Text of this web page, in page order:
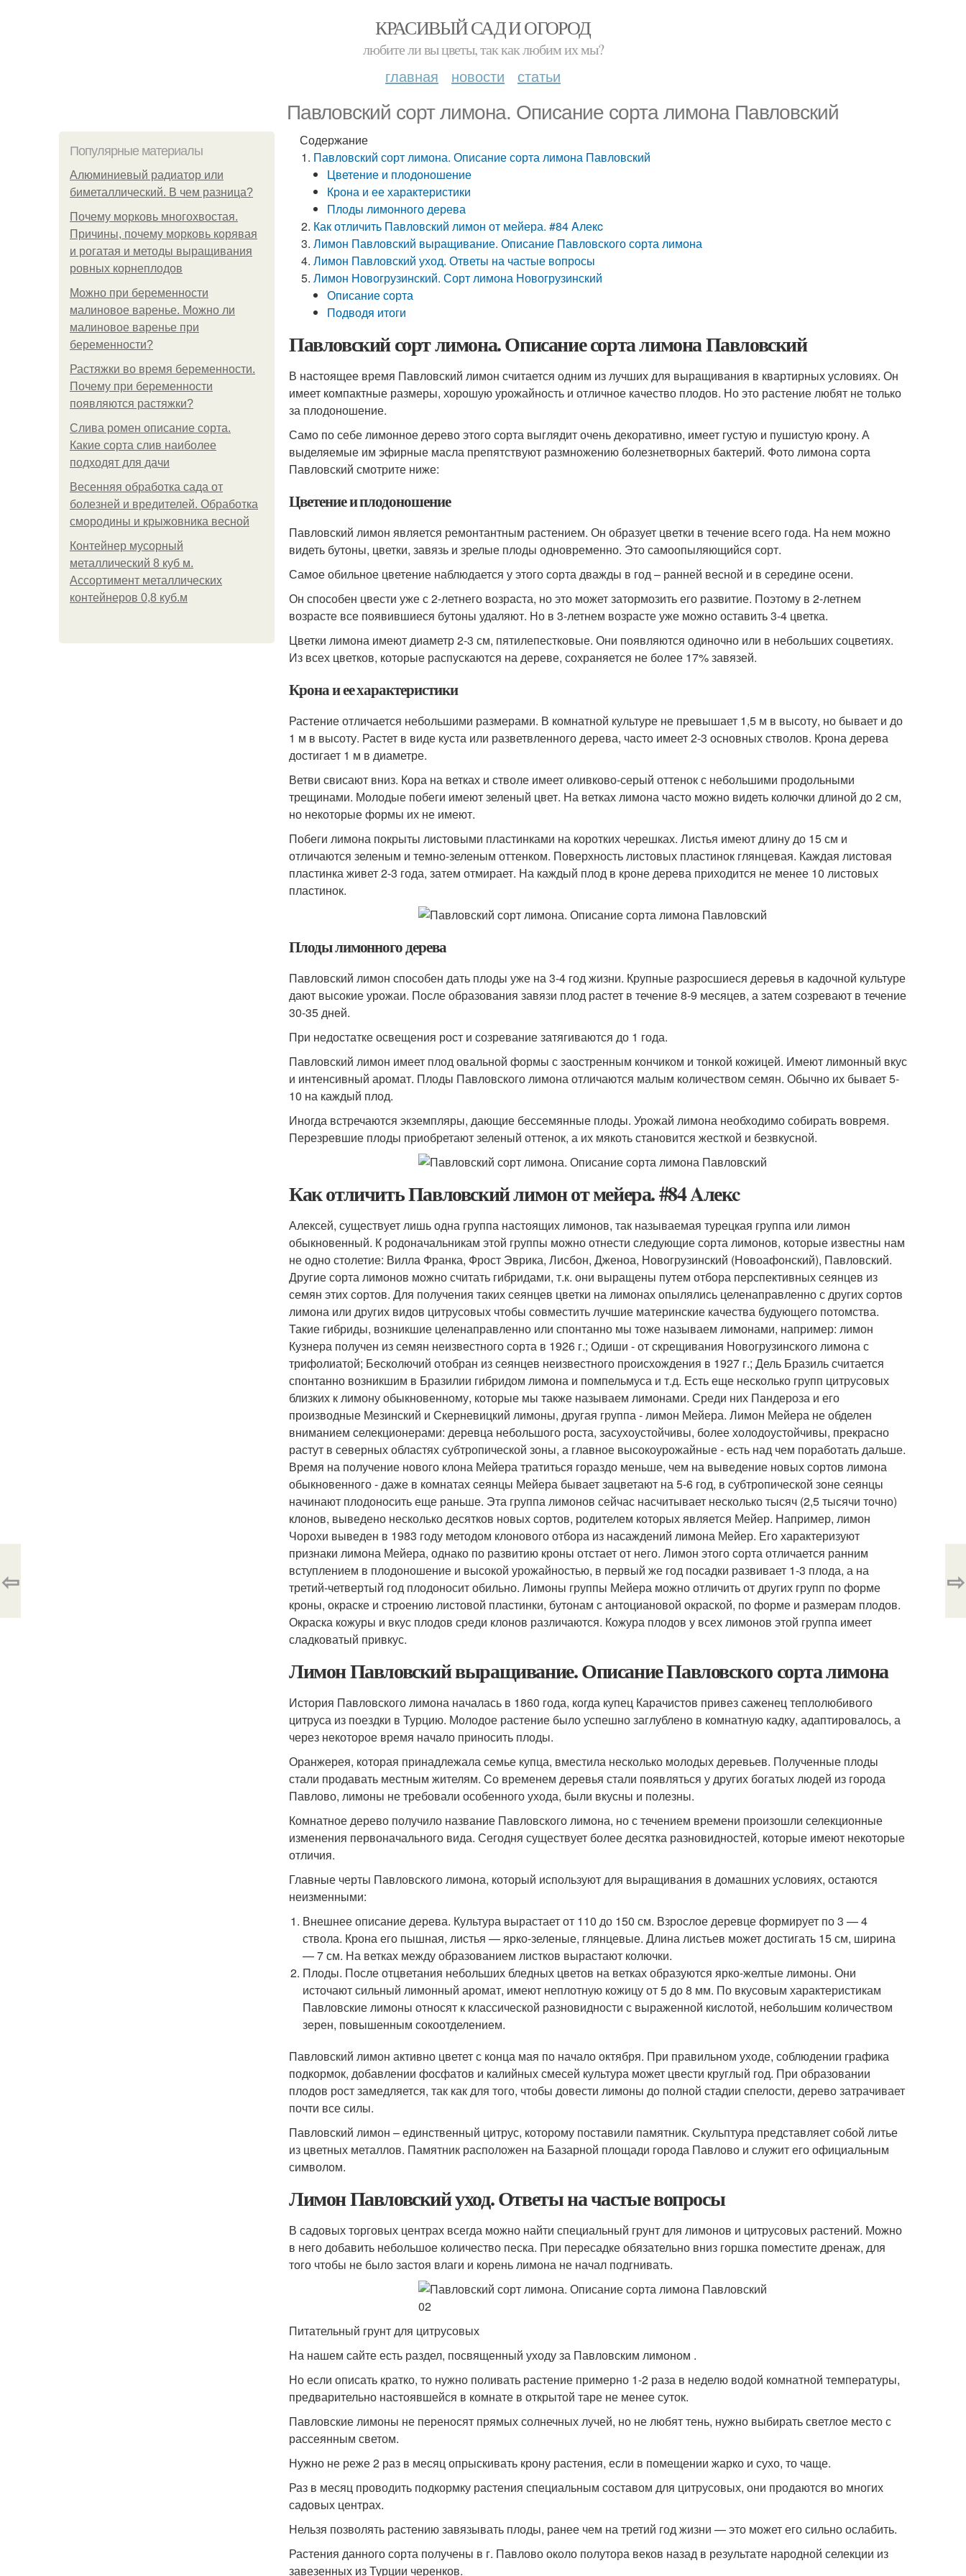
КРАСИВЫЙ САД И ОГОРОД
любите ли вы цветы, так как любим их мы?
главная новости статьи
Павловский сорт лимона. Описание сорта лимона Павловский
Популярные материалы
Алюминиевый радиатор или
биметаллический. В чем разница?
Почему морковь многохвостая.
Причины, почему морковь корявая
и рогатая и методы выращивания
ровных корнеплодов
Можно при беременности
малиновое варенье. Можно ли
малиновое варенье при
беременности?
Растяжки во время беременности.
Почему при беременности
появляются растяжки?
Слива ромен описание сорта.
Какие сорта слив наиболее
подходят для дачи
Весенняя обработка сада от
болезней и вредителей. Обработка
смородины и крыжовника весной
Контейнер мусорный
металлический 8 куб м.
Ассортимент металлических
контейнеров 0,8 куб.м
Содержание
Павловский сорт лимона. Описание сорта лимона Павловский
Цветение и плодоношение
Крона и ее характеристики
Плоды лимонного дерева
Как отличить Павловский лимон от мейера. #84 Aлекc
Лимон Павловский выращивание. Описание Павловского сорта лимона
Лимон Павловский уход. Ответы на частые вопросы
Лимон Новогрузинский. Сорт лимона Новогрузинский
Описание сорта
Подводя итоги
Павловский сорт лимона. Описание сорта лимона Павловский
В настоящее время Павловский лимон считается одним из лучших для выращивания в квартирных условиях. Он
имеет компактные размеры, хорошую урожайность и отличное качество плодов. Но это растение любят не только
за плодоношение.
Само по себе лимонное дерево этого сорта выглядит очень декоративно, имеет густую и пушистую крону. А
выделяемые им эфирные масла препятствуют размножению болезнетворных бактерий. Фото лимона сорта
Павловский смотрите ниже:
Цветение и плодоношение
Павловский лимон является ремонтантным растением. Он образует цветки в течение всего года. На нем можно
видеть бутоны, цветки, завязь и зрелые плоды одновременно. Это самоопыляющийся сорт.
Самое обильное цветение наблюдается у этого сорта дважды в год – ранней весной и в середине осени.
Он способен цвести уже с 2-летнего возраста, но это может затормозить его развитие. Поэтому в 2-летнем
возрасте все появившиеся бутоны удаляют. Но в 3-летнем возрасте уже можно оставить 3-4 цветка.
Цветки лимона имеют диаметр 2-3 см, пятилепестковые. Они появляются одиночно или в небольших соцветиях.
Из всех цветков, которые распускаются на дереве, сохраняется не более 17% завязей.
Крона и ее характеристики
Растение отличается небольшими размерами. В комнатной культуре не превышает 1,5 м в высоту, но бывает и до
1 м в высоту. Растет в виде куста или разветвленного дерева, часто имеет 2-3 основных стволов. Крона дерева
достигает 1 м в диаметре.
Ветви свисают вниз. Кора на ветках и стволе имеет оливково-серый оттенок с небольшими продольными
трещинами. Молодые побеги имеют зеленый цвет. На ветках лимона часто можно видеть колючки длиной до 2 см,
но некоторые формы их не имеют.
Побеги лимона покрыты листовыми пластинками на коротких черешках. Листья имеют длину до 15 см и
отличаются зеленым и темно-зеленым оттенком. Поверхность листовых пластинок глянцевая. Каждая листовая
пластинка живет 2-3 года, затем отмирает. На каждый плод в кроне дерева приходится не менее 10 листовых
пластинок.
Плоды лимонного дерева
Павловский лимон способен дать плоды уже на 3-4 год жизни. Крупные разросшиеся деревья в кадочной культуре
дают высокие урожаи. После образования завязи плод растет в течение 8-9 месяцев, а затем созревают в течение
30-35 дней.
При недостатке освещения рост и созревание затягиваются до 1 года.
Павловский лимон имеет плод овальной формы с заостренным кончиком и тонкой кожицей. Имеют лимонный вкус
и интенсивный аромат. Плоды Павловского лимона отличаются малым количеством семян. Обычно их бывает 5-
10 на каждый плод.
Иногда встречаются экземпляры, дающие бессемянные плоды. Урожай лимона необходимо собирать вовремя.
Перезревшие плоды приобретают зеленый оттенок, а их мякоть становится жесткой и безвкусной.
Как отличить Павловский лимон от мейера. #84 Aлекc
Алексей, существует лишь одна группа настоящих лимонов, так называемая турецкая группа или лимон
обыкновенный. К родоначальникам этой группы можно отнести следующие сорта лимонов, которые известны нам
не одно столетие: Вилла Франка, Фрост Эврика, Лисбон, Дженоа, Новогрузинский (Новоафонский), Павловский.
Другие сорта лимонов можно считать гибридами, т.к. они выращены путем отбора перспективных сеянцев из
семян этих сортов. Для получения таких сеянцев цветки на лимонах опылялись целенаправленно с других сортов
лимона или других видов цитрусовых чтобы совместить лучшие материнские качества будующего потомства.
Такие гибриды, возникшие целенаправленно или спонтанно мы тоже называем лимонами, например: лимон
Кузнера получен из семян неизвестного сорта в 1926 г.; Одиши - от скрещивания Новогрузинского лимона с
трифолиатой; Бесколючий отобран из сеянцев неизвестного происхождения в 1927 г.; Дель Бразиль считается
спонтанно возникшим в Бразилии гибридом лимона и помпельмуса и т.д. Есть еще несколько групп цитрусовых
близких к лимону обыкновенному, которые мы также называем лимонами. Среди них Пандероза и его
производные Мезинский и Скерневицкий лимоны, другая группа - лимон Мейера. Лимон Мейера не обделен
вниманием селекционерами: деревца небольшого роста, засухоустойчивы, более холодоустойчивы, прекрасно
растут в северных областях субтропической зоны, а главное высокоурожайные - есть над чем поработать дальше.
Время на получение нового клона Мейера тратиться гораздо меньше, чем на выведение новых сортов лимона
обыкновенного - даже в комнатах сеянцы Мейера бывает зацветают на 5-6 год, в субтропической зоне сеянцы
начинают плодоносить еще раньше. Эта группа лимонов сейчас насчитывает несколько тысяч (2,5 тысячи точно)
клонов, выведено несколько десятков новых сортов, родителем которых является Мейер. Например, лимон
Чорохи выведен в 1983 году методом клонового отбора из насаждений лимона Мейер. Его характеризуют
признаки лимона Мейера, однако по развитию кроны отстает от него. Лимон этого сорта отличается ранним
вступлением в плодоношение и высокой урожайностью, в первый же год посадки развивает 1-3 плода, а на
третий-четвертый год плодоносит обильно. Лимоны группы Мейера можно отличить от других групп по форме
кроны, окраске и строению листовой пластинки, бутонам с антоциановой окраской, по форме и размерам плодов.
Окраска кожуры и вкус плодов среди клонов различаются. Кожура плодов у всех лимонов этой группа имеет
сладковатый привкус.
Лимон Павловский выращивание. Описание Павловского сорта лимона
История Павловского лимона началась в 1860 года, когда купец Карачистов привез саженец теплолюбивого
цитруса из поездки в Турцию. Молодое растение было успешно заглублено в комнатную кадку, адаптировалось, а
через некоторое время начало приносить плоды.
Оранжерея, которая принадлежала семье купца, вместила несколько молодых деревьев. Полученные плоды
стали продавать местным жителям. Со временем деревья стали появляться у других богатых людей из города
Павлово, лимоны не требовали особенного ухода, были вкусны и полезны.
Комнатное дерево получило название Павловского лимона, но с течением времени произошли селекционные
изменения первоначального вида. Сегодня существует более десятка разновидностей, которые имеют некоторые
отличия.
Главные черты Павловского лимона, который используют для выращивания в домашних условиях, остаются
неизменными:
Внешнее описание дерева. Культура вырастает от 110 до 150 см. Взрослое деревце формирует по 3 — 4
ствола. Крона его пышная, листья — ярко-зеленые, глянцевые. Длина листьев может достигать 15 см, ширина
— 7 см. На ветках между образованием листков вырастают колючки.
Плоды. После отцветания небольших бледных цветов на ветках образуются ярко-желтые лимоны. Они
источают сильный лимонный аромат, имеют неплотную кожицу от 5 до 8 мм. По вкусовым характеристикам
Павловские лимоны относят к классической разновидности с выраженной кислотой, небольшим количеством
зерен, повышенным сокоотделением.
Павловский лимон активно цветет с конца мая по начало октября. При правильном уходе, соблюдении графика
подкормок, добавлении фосфатов и калийных смесей культура может цвести круглый год. При образовании
плодов рост замедляется, так как для того, чтобы довести лимоны до полной стадии спелости, дерево затрачивает
почти все силы.
Павловский лимон – единственный цитрус, которому поставили памятник. Скульптура представляет собой литье
из цветных металлов. Памятник расположен на Базарной площади города Павлово и служит его официальным
символом.
Лимон Павловский уход. Ответы на частые вопросы
В садовых торговых центрах всегда можно найти специальный грунт для лимонов и цитрусовых растений. Можно
в него добавить небольшое количество песка. При пересадке обязательно вниз горшка поместите дренаж, для
того чтобы не было застоя влаги и корень лимона не начал подгнивать.
Питательный грунт для цитрусовых
На нашем сайте есть раздел, посвященный уходу за Павловским лимоном .
Но если описать кратко, то нужно поливать растение примерно 1-2 раза в неделю водой комнатной температуры,
предварительно настоявшейся в комнате в открытой таре не менее суток.
Павловские лимоны не переносят прямых солнечных лучей, но не любят тень, нужно выбирать светлое место с
рассеянным светом.
Нужно не реже 2 раз в месяц опрыскивать крону растения, если в помещении жарко и сухо, то чаще.
Раз в месяц проводить подкормку растения специальным составом для цитрусовых, они продаются во многих
садовых центрах.
Нельзя позволять растению завязывать плоды, ранее чем на третий год жизни — это может его сильно ослабить.
Растения данного сорта получены в г. Павлово около полутора веков назад в результате народной селекции из
завезенных из Турции черенков.
⇦ ⇨